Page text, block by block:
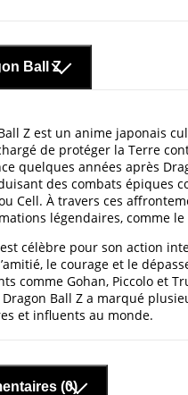
Ball Z
Z est un anime japonais
de protéger la Terre
quelques années après
des combats épiques
Cell. À travers ces
légendaires, comme le
célèbre pour son action
le courage et le
comme Gohan, Piccolo et
Ball Z a marqué
et influents au monde.
(0)